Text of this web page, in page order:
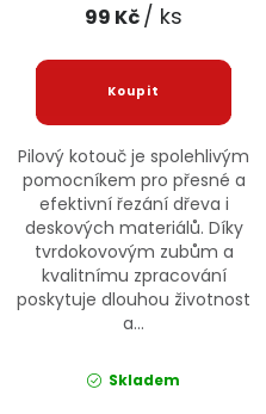
99 Kč/ ks
Pilový kotouč je spolehlivým
pomocníkem pro přesné a
efektivní řezání dřeva i
deskových materiálů. Díky
tvrdokovovým zubům a
kvalitnímu zpracování
poskytuje dlouhou životnost
a...
Skladem